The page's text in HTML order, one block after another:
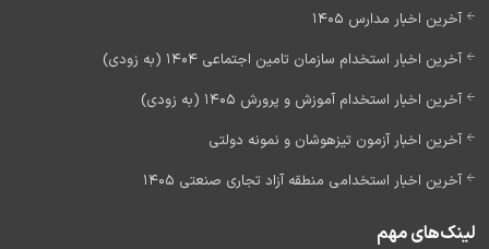
آخرین اخبار مدارس 1405
آخرین اخبار استخدام سازمان تامین اجتماعی 1404 (به زودی)
آخرین اخبار استخدام آموزش و پرورش 1405 (به زودی)
آخرین اخبار آزمون تیزهوشان و نمونه دولتی
آخرین اخبار استخدامی منطقه آزاد تجاری صنعتی 1405
لینک‌های مهم